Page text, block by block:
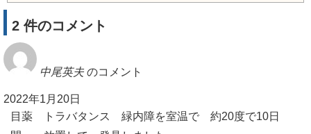
2 件のコメント
中尾英夫 のコメント
2022年1月20日
目薬 トラバタンス 緑内障を室温で 約20度で10日